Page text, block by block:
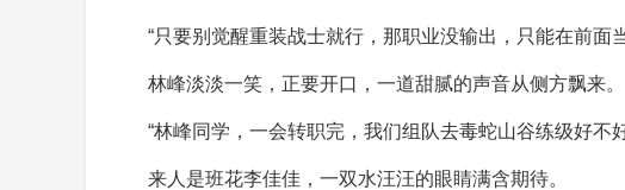
“只要别觉醒重装战士就行，那职业没输出，只能在前面
林峰淡淡一笑，正要开口，一道甜腻的声音从侧方飘来。
“林峰同学，一会转职完，我们组队去毒蛇山谷练级好不
来人是班花李佳佳，一双水汪汪的眼睛满含期待。